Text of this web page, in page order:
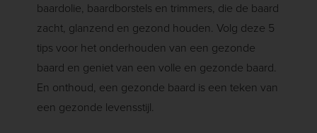
baardolie, baardborstels en trimmers, die de baard
zacht, glanzend en gezond houden. Volg deze 5
tips voor het onderhouden van een gezonde
baard en geniet van een volle en gezonde baard.
En onthoud, een gezonde baard is een teken van
een gezonde levensstijl.